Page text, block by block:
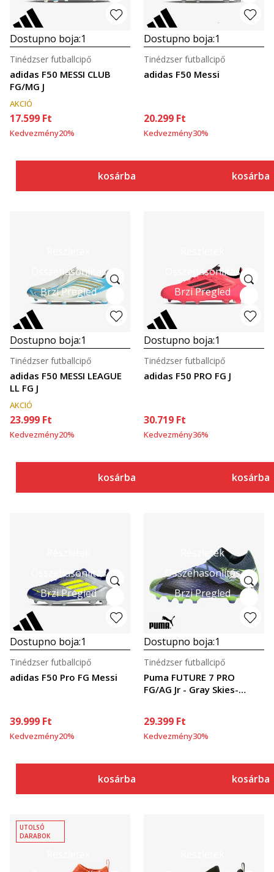
Dostupno boja:1
adidas F50 MESSI CLUB
FG/MG J
Tinédzser futballcipő
AKCIÓ
17.599 Ft
Kedvezmény20%
kosárba
Dostupno boja:1
adidas F50 Messi
Tinédzser futballcipő
20.299 Ft
Kedvezmény30%
kosárba
Összehasonlítás
Brzi Pregled
Dostupno boja:1
adidas F50 MESSI LEAGUE
LL FG J
Tinédzser futballcipő
AKCIÓ
23.999 Ft
Kedvezmény20%
kosárba
Összehasonlítás
Brzi Pregled
Dostupno boja:1
adidas F50 PRO FG J
Tinédzser futballcipő
30.719 Ft
Kedvezmény36%
kosárba
Összehasonlítás
Brzi Pregled
Dostupno boja:1
adidas F50 Pro FG Messi
Tinédzser futballcipő
39.999 Ft
Kedvezmény20%
kosárba
Részletek
Összehasonlítás
Brzi Pregled
Dostupno boja:1
Puma FUTURE 7 PRO
FG/AG Jr - Gray Skies-
Tinédzser futballcipő
29.399 Ft
Kedvezmény30%
kosárba
UTOLSÓ
DARABOK